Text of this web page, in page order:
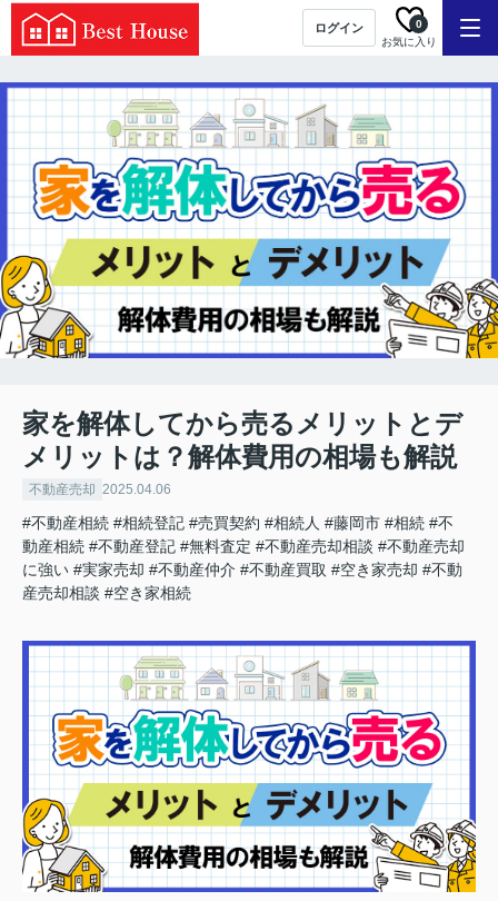
ログイン
お気に入り
0
家を解体してから売るメリットとデ
メリットは？解体費用の相場も解説
不動産売却 2025.04.06
#不動産相続 #相続登記 #売買契約 #相続人 #藤岡市 #相続 #不
動産相続 #不動産登記 #無料査定 #不動産売却相談 #不動産売却
に強い #実家売却 #不動産仲介 #不動産買取 #空き家売却 #不動
産売却相談 #空き家相続